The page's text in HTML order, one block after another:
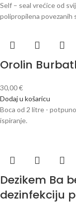
Self – seal vrećice od
polipropilena povezanih
Orolin
30,00€
Dodaj u košaricu
Boca od 2 litre -
ispiranje.
Dezikem Ba
dezinfekciju